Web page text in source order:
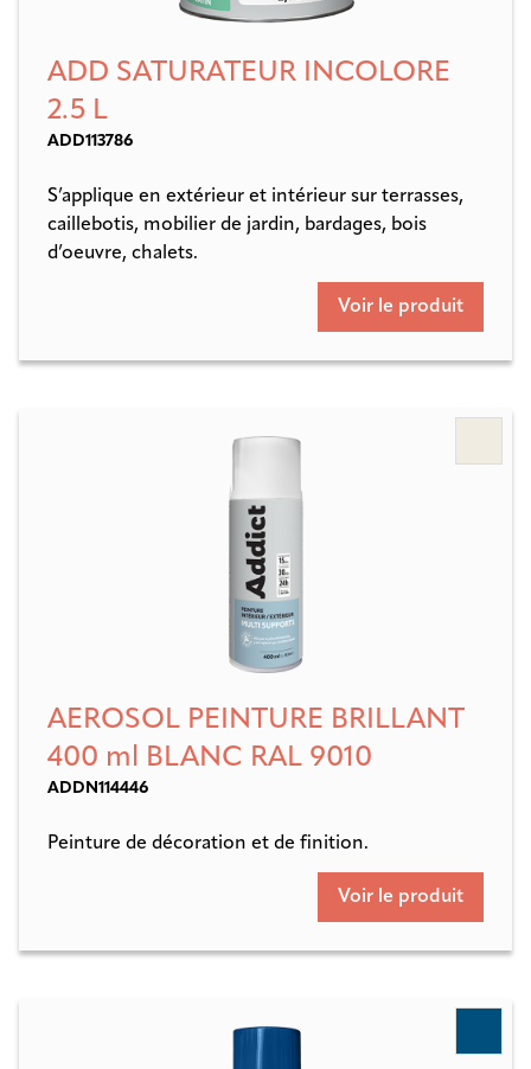
ADD SATURATEUR INCOLORE
2.5 L
ADD113786
S’applique en extérieur et intérieur sur terrasses,
caillebotis, mobilier de jardin, bardages, bois
d’oeuvre, chalets.
Voir le produit
AEROSOL PEINTURE BRILLANT
400 ml BLANC RAL 9010
ADDN114446
Peinture de décoration et de finition.
Voir le produit